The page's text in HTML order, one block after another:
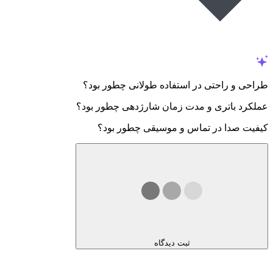
طراحی و راحتی در استفاده طولانی چطور بود؟
عملکرد باتری و مدت زمان شارژدهی چطور بود؟
کیفیت صدا در تماس و موسیقی چطور بود؟
ثبت دیدگاه